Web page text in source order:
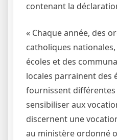
contenant la
« Chaque année, des
catholiques
écoles et des
locales parrainent des
fournissent
sensibiliser aux
discernent une
au ministère ordonné